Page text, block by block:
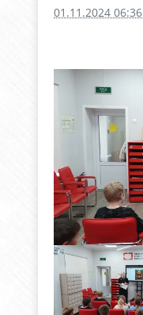
01.11.2024 06:36